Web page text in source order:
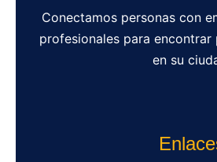
Conectamos personas con
profesionales para
en su